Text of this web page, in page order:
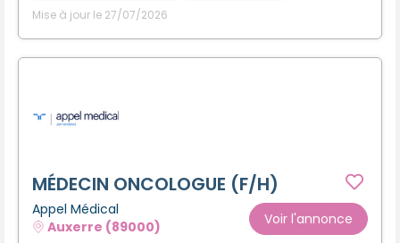
Mise à jour le 27/07/2026
MÉDECIN ONCOLOGUE (F/H)
Appel Médical
Auxerre (89000)
Voir l'annonce